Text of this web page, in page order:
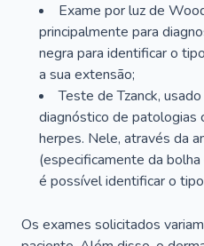
Exame por luz de
principalmente para
negra para identificar o
a sua extensão;
Teste de Tzanck,
diagnóstico de patologias
herpes. Nele, através da
(especificamente da
é possível identificar o
Os exames solicitados